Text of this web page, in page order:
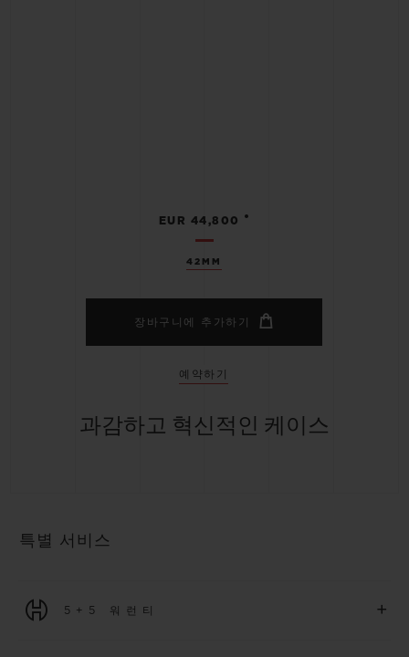
42MM
EUR 44,800 •
장바구니에 추가하기
예약하기
과감하고 혁신적인 케이스
특별 서비스
5+5 워런티 +